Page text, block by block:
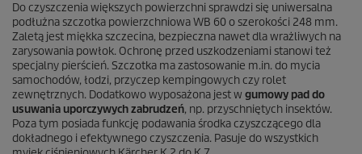
Do czyszczenia większych powierzchni sprawdzi się uniwersalna
podłużna szczotka powierzchniowa WB 60 o szerokości 248 mm.
Zaletą jest miękka szczecina, bezpieczna nawet dla wrażliwych na
zarysowania powłok. Ochronę przed uszkodzeniami stanowi też
specjalny pierścień. Szczotka ma zastosowanie m.in. do mycia
samochodów, łodzi, przyczep kempingowych czy rolet
zewnętrznych. Dodatkowo wyposażona jest w gumowy pad do
usuwania uporczywych zabrudzeń, np. przyschniętych insektów.
Poza tym posiada funkcję podawania środka czyszczącego dla
dokładnego i efektywnego czyszczenia. Pasuje do wszystkich